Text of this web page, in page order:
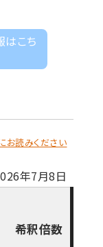
こち
お読みください
年7月8日
希釈倍数